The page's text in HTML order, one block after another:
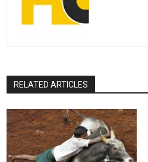
RELATED ARTICLES